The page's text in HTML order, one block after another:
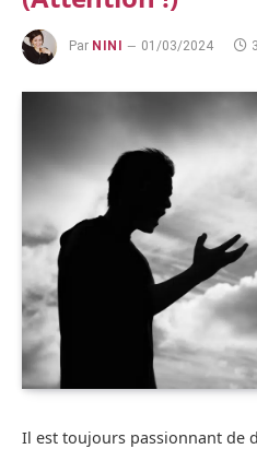
Par NINI 01/03/2024
Il est toujours passionnant de